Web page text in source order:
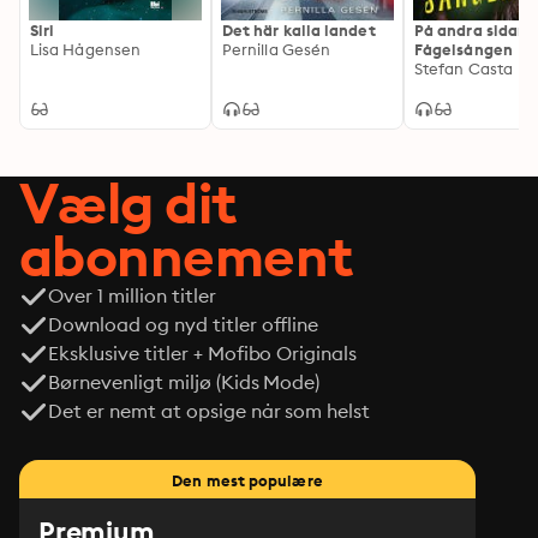
Siri
Lisa Hågensen
Det här kalla landet
Pernilla Gesén
På andra sidan
Fågelsången
Stefan Casta
Vælg dit
abonnement
Over 1 million titler
Download og nyd titler offline
Eksklusive titler + Mofibo Originals
Børnevenligt miljø (Kids Mode)
Det er nemt at opsige når som helst
Den mest populære